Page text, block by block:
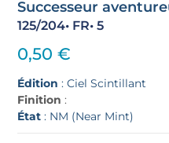
Successeur
125/204• FR• 5
0,50€
Édition : Ciel Scintillant
Finition :
État : NM (Near Mint)